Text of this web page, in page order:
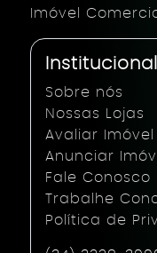
Imóvel
Institucional
Sobre nós
Nossas Lojas
Avaliar
Anunciar
Fale Conosco
Trabalhe
Política de